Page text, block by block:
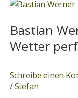
Bastian
Wetter
Schreibe einen
/Stefan
Bastian
im
Fokus
–
Wetter
perfekt